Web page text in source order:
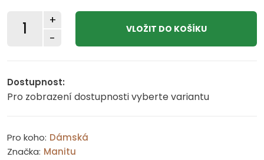
-
+
Dostupnost:
Pro zobrazení dostupnosti vyberte variantu
Pro koho: Dámská
Značka: Manitu